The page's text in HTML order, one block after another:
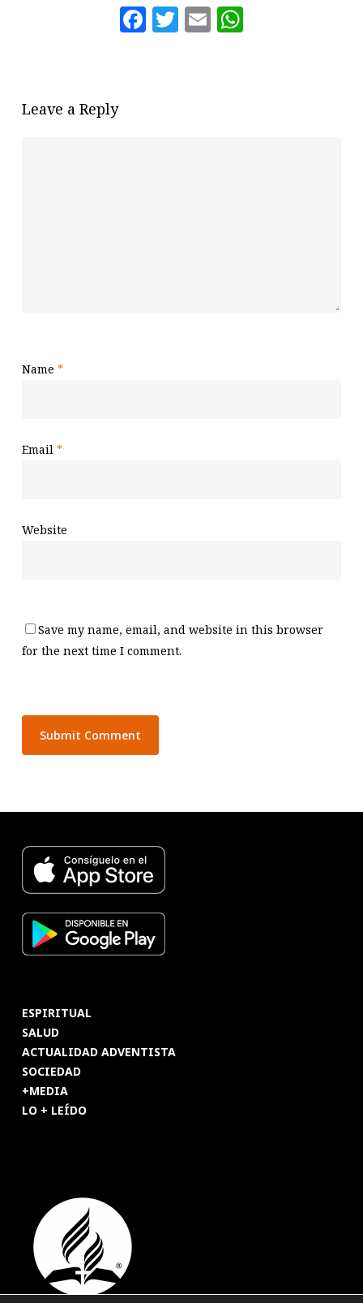
Facebook
Twitter
Email
Leave a Reply
Name *
Email *
Website
Save my name, email, and website in this browser
for the next time I comment.
ESPIRITUAL
SALUD
ACTUALIDAD ADVENTISTA
SOCIEDAD
+MEDIA
LO + LEÍDO